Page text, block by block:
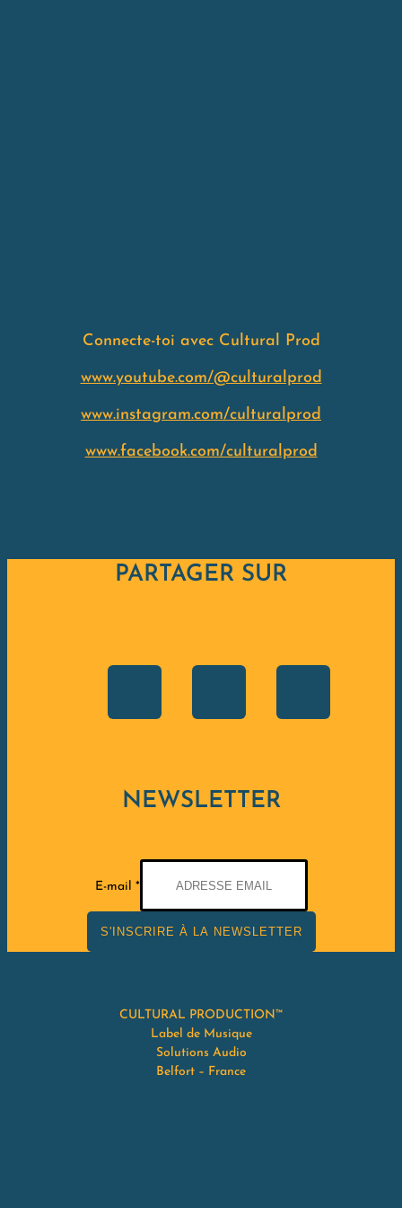
Connecte-toi avec Cultural Prod
www.youtube.com/@culturalprod
www.instagram.com/culturalprod
www.facebook.com/culturalprod
PARTAGER SUR
NEWSLETTER
E-mail *
S'INSCRIRE À LA NEWSLETTER
CULTURAL PRODUCTION™
Label de Musique
Solutions Audio
Belfort – France